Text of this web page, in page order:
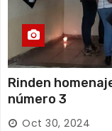
Rinden
número 3
Oct 30, 2024